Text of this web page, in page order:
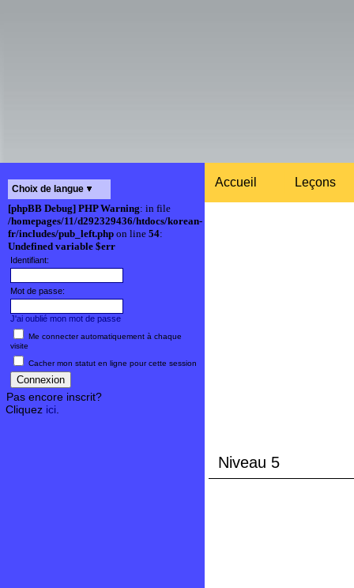
Choix de langue
[phpBB Debug] PHP Warning: in file
/homepages/11/d292329436/htdocs/korean-
fr/includes/pub_left.php on line 54:
Undefined variable $err
Identifiant:
Mot de passe:
J'ai oublié mon mot de passe
Me connecter automatiquement à chaque
visite
Cacher mon statut en ligne pour cette session
Pas encore inscrit?
Cliquez ici
Accueil Leçons
Niveau 5